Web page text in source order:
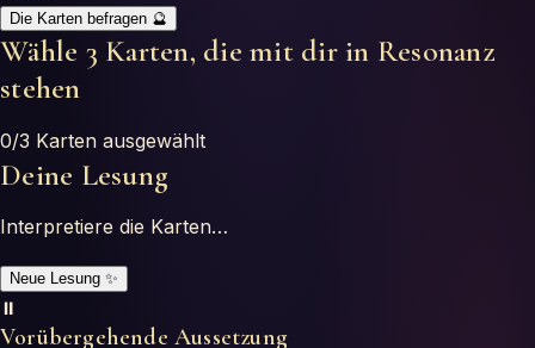
Die Karten befragen 🔮
Wähle 3 Karten, die mit dir in Resonanz
stehen
0/3 Karten ausgewählt
Deine Lesung
Interpretiere die Karten…
Neue Lesung ✨
⏸️
Vorübergehende Aussetzung